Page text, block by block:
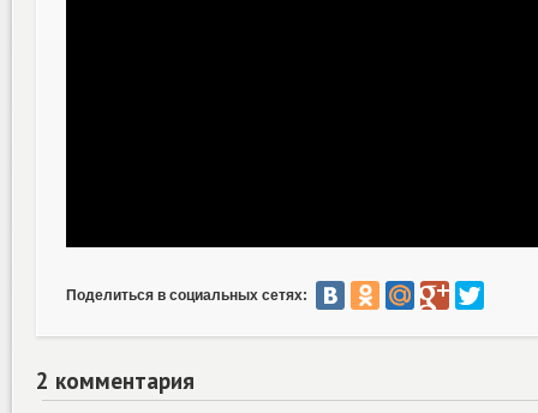
Поделиться в социальных сетях:
2 комментария